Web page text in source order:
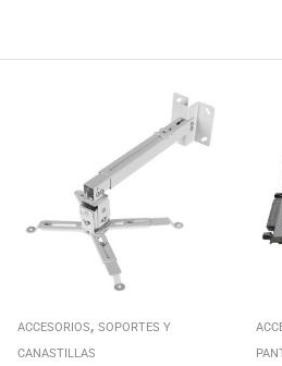
ACCESORIOS, SOPORTES Y
CANASTILLAS